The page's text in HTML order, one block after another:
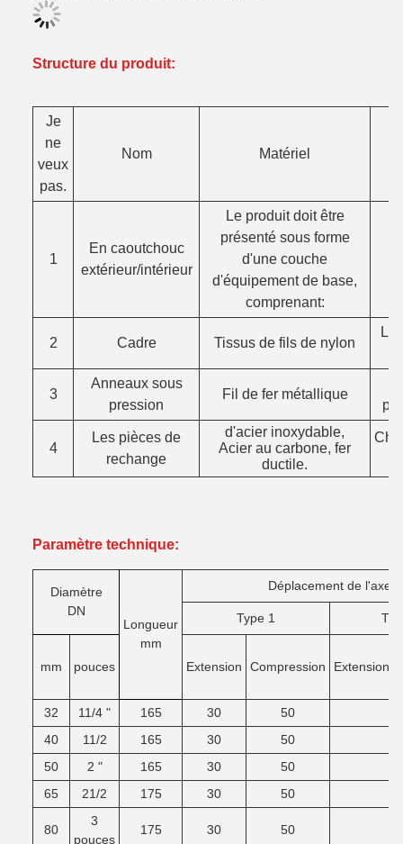
Structure du produit:
Je
ne
veux
pas.
Nom Matériel
1
En caoutchouc
extérieur/intérieur
Le produit doit être
présenté sous forme
d'une couche
d'équipement de base,
comprenant:
2 Cadre Tissus de fils de nylon
La
3
Anneaux sous
pression
Fil de fer métallique
4
Les pièces de
rechange
d'acier inoxydable,
Acier au carbone, fer
ductile.
Paramètre technique:
Diamètre
DN
Longueur
mm
Déplacement de l'axe
Type 1
mm pouces Extension Compression Extension
32 11/4 " 165 30
50
40
11/2 165 30
50
50
2 " 165 30
50
65
21/2 175 30 50
80
3
pouces
175 30 50